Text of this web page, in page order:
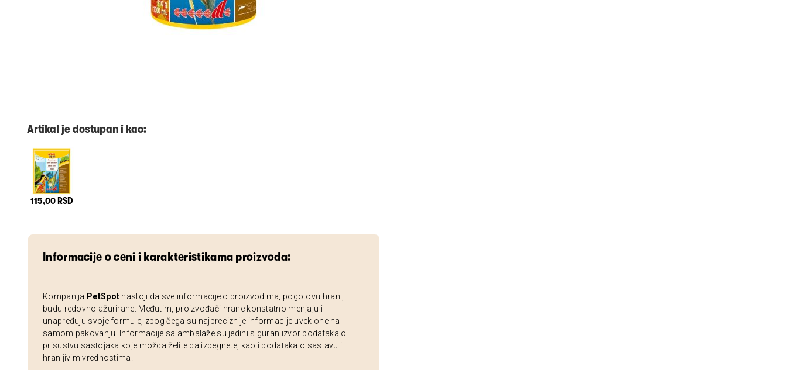
Artikal je dostupan i kao:
115,00 RSD
Informacije o ceni i karakteristikama proizvoda:
Kompanija PetSpot nastoji da sve informacije o proizvodima, pogotovu hrani,
budu redovno ažurirane. Međutim, proizvođači hrane konstatno menjaju i
unapređuju svoje formule, zbog čega su najpreciznije informacije uvek one na
samom pakovanju. Informacije sa ambalaže su jedini siguran izvor podataka o
prisustvu sastojaka koje možda želite da izbegnete, kao i podataka o sastavu i
hranljivim vrednostima.